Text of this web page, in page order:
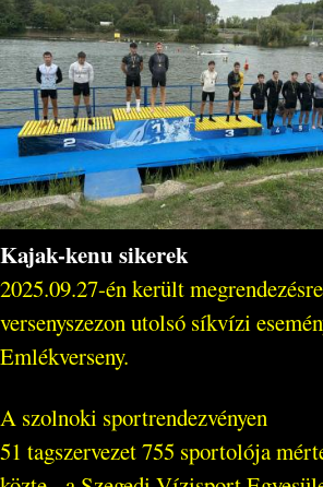
Kajak-kenu sikerek
2025.09.27-én került
versenyszezon utolsó síkvízi
Emlékverseny.
A szolnoki sportrendezvényen
51 tagszervezet 755 sportolója